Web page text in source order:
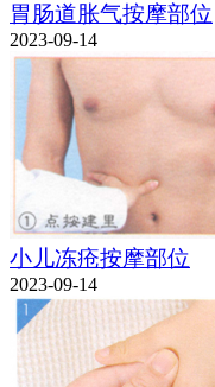
胃肠道胀气按摩部位
2023-09-14
小儿冻疮按摩部位
2023-09-14